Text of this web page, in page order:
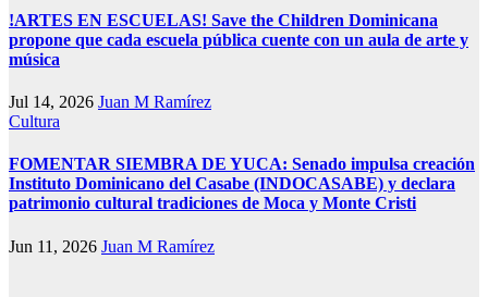
!ARTES EN ESCUELAS! Save the Children Dominicana
propone que cada escuela pública cuente con un aula de arte y
música
Jul 14, 2026 Juan M Ramírez
Cultura
FOMENTAR SIEMBRA DE YUCA: Senado impulsa creación
Instituto Dominicano del Casabe (INDOCASABE) y declara
patrimonio cultural tradiciones de Moca y Monte Cristi
Jun 11, 2026 Juan M Ramírez